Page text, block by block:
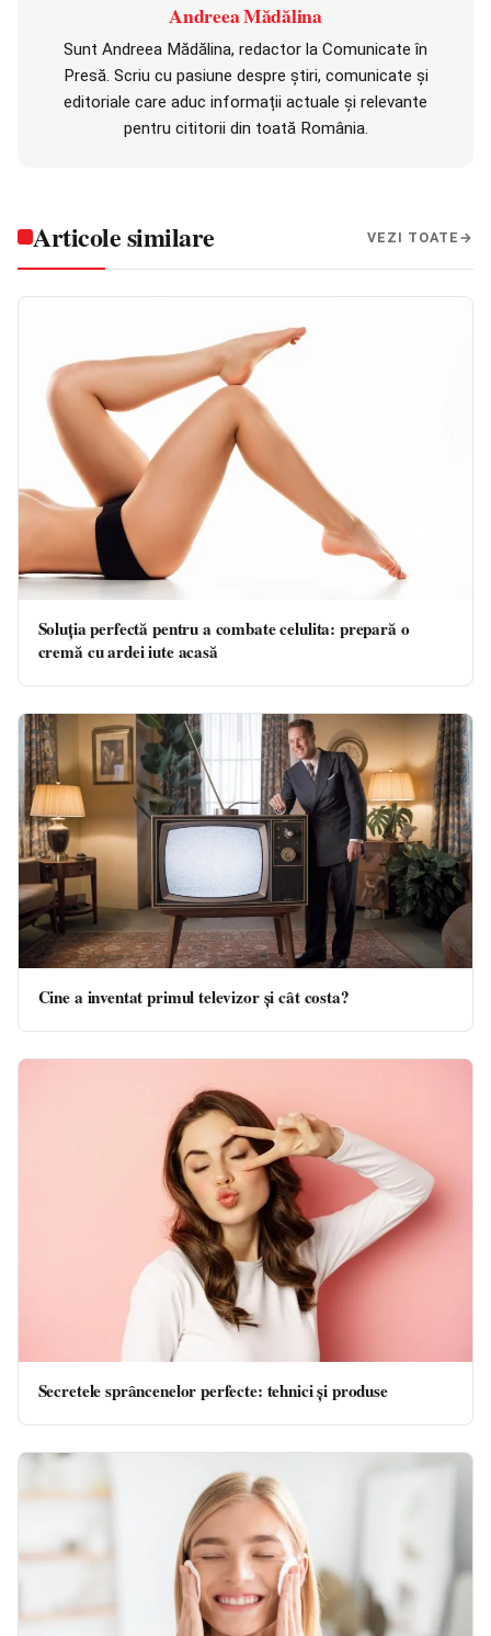
Andreea Mădălina
Sunt Andreea Mădălina, redactor la Comunicate în
Presă. Scriu cu pasiune despre știri, comunicate și
editoriale care aduc informații actuale și relevante
pentru cititorii din toată România.
Articole similare VEZI TOATE
Soluția perfectă pentru a combate celulita: prepară o
cremă cu ardei iute acasă
Cine a inventat primul televizor și cât costa?
Secretele sprâncenelor perfecte: tehnici și produse